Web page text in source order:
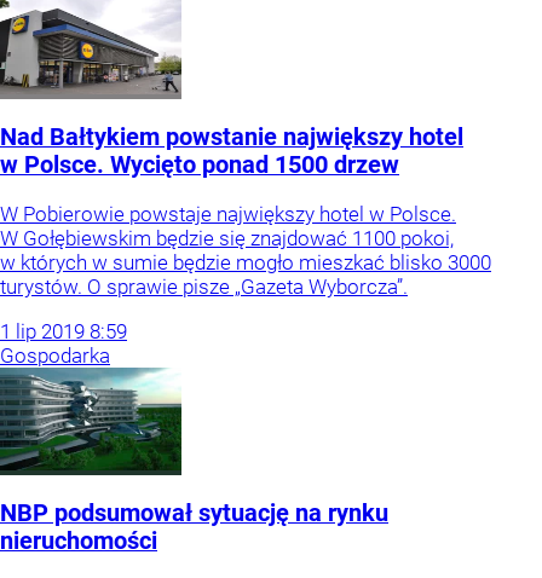
Nad Bałtykiem powstanie największy hotel
w Polsce. Wycięto ponad 1500 drzew
W Pobierowie powstaje największy hotel w Polsce.
W Gołębiewskim będzie się znajdować 1100 pokoi,
w których w sumie będzie mogło mieszkać blisko 3000
turystów. O sprawie pisze „Gazeta Wyborcza”.
1 lip 2019 8:59
Gospodarka
NBP podsumował sytuację na rynku
nieruchomości